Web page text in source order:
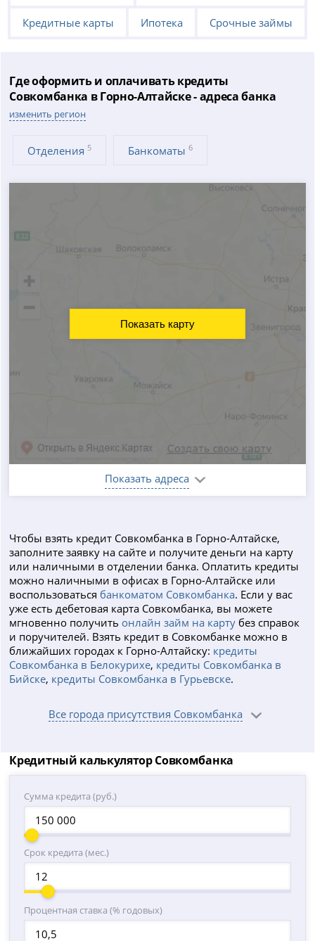
Кредитные карты Ипотека Срочные займы
Где оформить и оплачивать кредиты
Совкомбанка в Горно-Алтайске - адреса банка
изменить регион
Отделения 5 Банкоматы6
Показать адреса
Показать карту
Чтобы взять кредит Совкомбанка в Горно-Алтайске,
заполните заявку на сайте и получите деньги на карту
или наличными в отделении банка. Оплатить кредиты
можно наличными в офисах в Горно-Алтайске или
воспользоваться банкоматом Совкомбанка. Если у вас
уже есть дебетовая карта Совкомбанка, вы можете
мгновенно получить онлайн займ на карту без справок
и поручителей. Взять кредит в Совкомбанке можно в
ближайших городах к Горно-Алтайску: кредиты
Совкомбанка в Белокурихе, кредиты Совкомбанка в
Бийске, кредиты Совкомбанка в Гурьевске.
Все города присутствия Совкомбанка
Кредитный калькулятор Совкомбанка
Сумма кредита (руб.)
Срок кредита (мес.)
Процентная ставка (% годовых)